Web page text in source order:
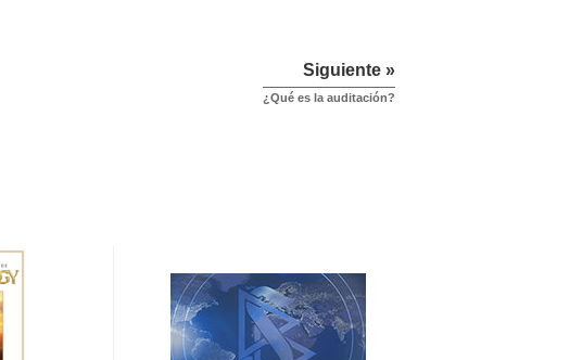
Siguiente »
¿Qué es la auditación?